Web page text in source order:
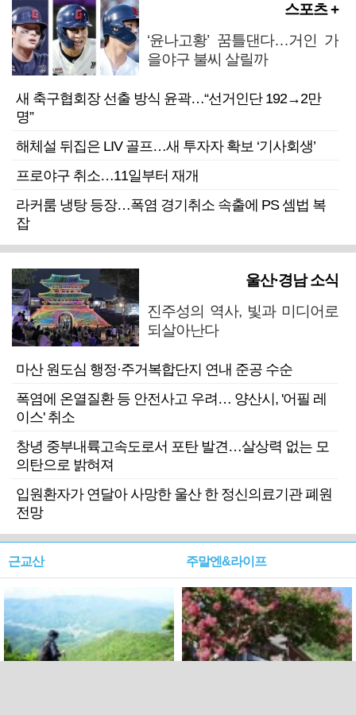
스포츠 +
‘윤나고황’ 꿈틀댄다…거인 가
을야구 불씨 살릴까
새 축구협회장 선출 방식 윤곽…“선거인단 192→2만
명”
해체설 뒤집은 LIV 골프…새 투자자 확보 ‘기사회생’
프로야구 취소…11일부터 재개
라커룸 냉탕 등장…폭염 경기취소 속출에 PS 셈법 복
잡
울산·경남 소식
진주성의 역사, 빛과 미디어로
되살아난다
마산 원도심 행정·주거복합단지 연내 준공 수순
폭염에 온열질환 등 안전사고 우려… 양산시, '어필 레
이스' 취소
창녕 중부내륙고속도로서 포탄 발견…살상력 없는 모
의탄으로 밝혀져
입원환자가 연달아 사망한 울산 한 정신의료기관 폐원
전망
근교산 주말엔&라이프